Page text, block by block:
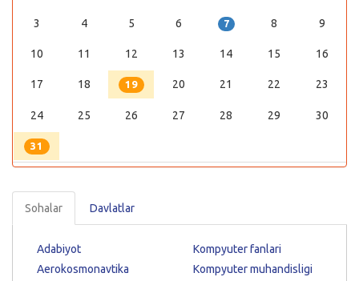
3 4 5 6 7 8 9
10 11 12 13 14 15 16
17 18 19 20 21 22 23
24 25 26 27 28 29 30
31
Sohalar Davlatlar
Adabiyot
Aerokosmonavtika
Kompyuter fanlari
Kompyuter muhandisligi